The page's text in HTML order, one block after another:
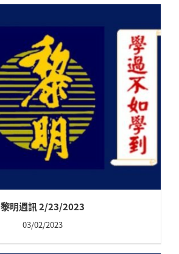
黎明週訊 2/23/2023
03/02/2023